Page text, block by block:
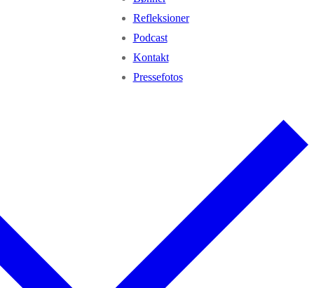
Refleksioner
Podcast
Kontakt
Pressefotos